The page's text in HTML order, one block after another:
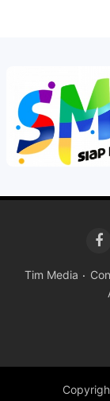
Tim Media